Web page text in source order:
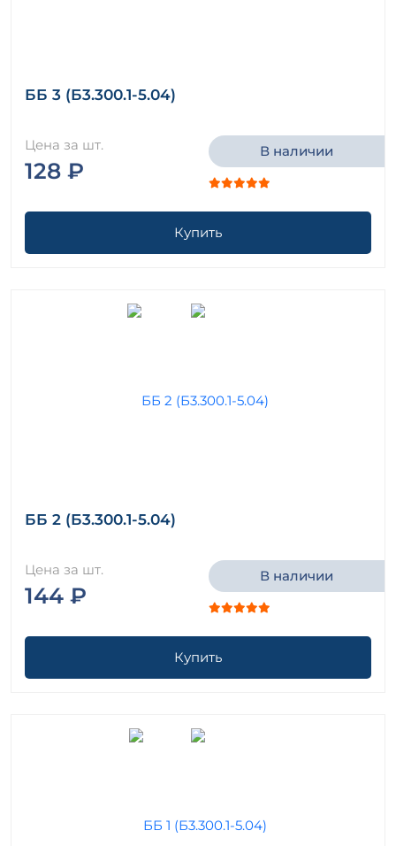
ББ 3 (Б3.300.1-5.04)
Цена за шт.
128 ₽
В наличии
Купить
ББ 2 (Б3.300.1-5.04)
Цена за шт.
144 ₽
В наличии
Купить